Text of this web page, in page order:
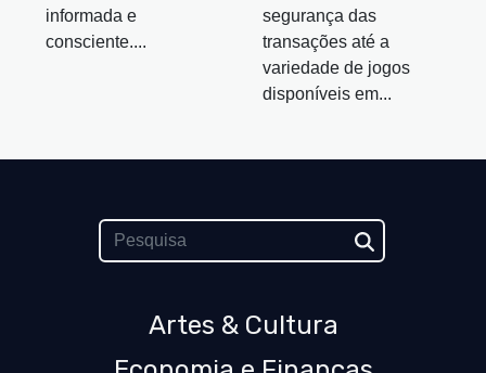
informada e
consciente....
segurança das
transações até a
variedade de jogos
disponíveis em...
Artes & Cultura